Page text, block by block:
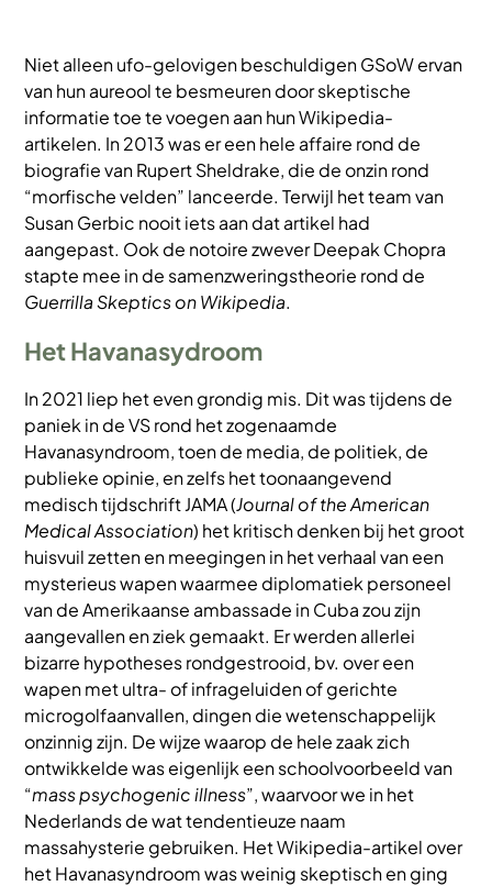
Niet alleen ufo-gelovigen beschuldigen GSoW ervan
van hun aureool te besmeuren door skeptische
informatie toe te voegen aan hun Wikipedia-
artikelen. In 2013 was er een hele affaire rond de
biografie van Rupert Sheldrake, die de onzin rond
“morfische velden” lanceerde. Terwijl het team van
Susan Gerbic nooit iets aan dat artikel had
aangepast. Ook de notoire zwever Deepak Chopra
stapte mee in de samenzweringstheorie rond de
Guerrilla Skeptics on Wikipedia.
Het Havanasydroom
In 2021 liep het even grondig mis. Dit was tijdens de
paniek in de VS rond het zogenaamde
Havanasyndroom, toen de media, de politiek, de
publieke opinie, en zelfs het toonaangevend
medisch tijdschrift JAMA (Journal of the American
Medical Association) het kritisch denken bij het groot
huisvuil zetten en meegingen in het verhaal van een
mysterieus wapen waarmee diplomatiek personeel
van de Amerikaanse ambassade in Cuba zou zijn
aangevallen en ziek gemaakt. Er werden allerlei
bizarre hypotheses rondgestrooid, bv. over een
wapen met ultra- of infrageluiden of gerichte
microgolfaanvallen, dingen die wetenschappelijk
onzinnig zijn. De wijze waarop de hele zaak zich
ontwikkelde was eigenlijk een schoolvoorbeeld van
“mass psychogenic illness”, waarvoor we in het
Nederlands de wat tendentieuze naam
massahysterie gebruiken. Het Wikipedia-artikel over
het Havanasyndroom was weinig skeptisch en ging